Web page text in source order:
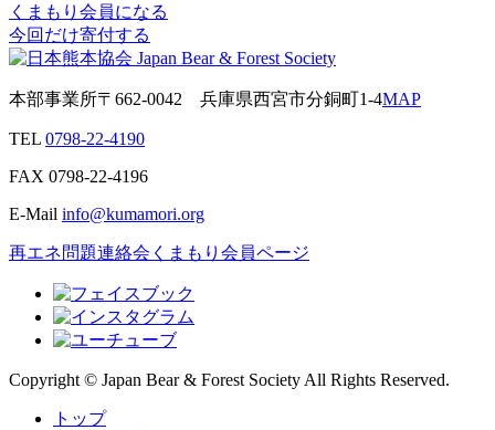
くまもり会員になる
今回だけ寄付する
本部事業所〒662-0042 兵庫県西宮市分銅町1-4MAP
TEL 0798-22-4190
FAX 0798-22-4196
E-Mail info@kumamori.org
再エネ問題連絡会 くまもり会員ページ
Copyright © Japan Bear & Forest Society All Rights Reserved.
トップ